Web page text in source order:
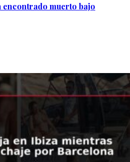
encontrado muerto bajo